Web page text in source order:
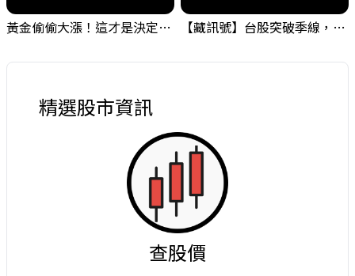
黃金偷偷大漲！這才是決定台股生死的「真風向球」！｜Mr.Jimmy高志銘 #黃金 #美元指數 #聯準會 【藏訊號】台股突破季線，週一我提醒了這個關鍵訊號
精選股市資訊
查股價